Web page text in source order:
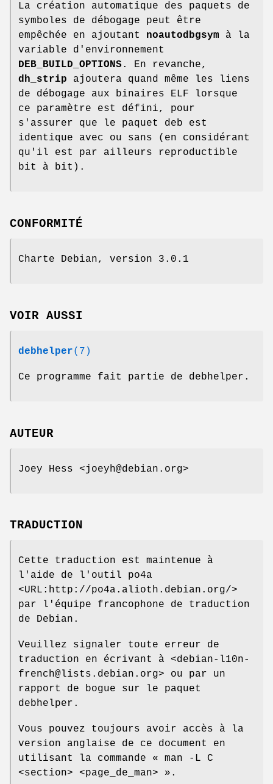
La création automatique des paquets de
symboles de débogage peut être
empêchée en ajoutant noautodbgsym à la
variable d'environnement
DEB_BUILD_OPTIONS . En revanche,
dh_strip ajoutera quand même les liens
de débogage aux binaires ELF lorsque
ce paramètre est défini, pour
s'assurer que le paquet deb est
identique avec ou sans (en considérant
qu'il est par ailleurs reproductible
bit à bit).
CONFORMITÉ
Charte Debian, version 3.0.1
VOIR AUSSI
debhelper(7)
Ce programme fait partie de debhelper.
AUTEUR
Joey Hess <joeyh@debian.org>
TRADUCTION
Cette traduction est maintenue à
l'aide de l'outil po4a
<URL:http://po4a.alioth.debian.org/>
par l'équipe francophone de traduction
de Debian.
Veuillez signaler toute erreur de
traduction en écrivant à <debian-l10n-
french@lists.debian.org> ou par un
rapport de bogue sur le paquet
debhelper.
Vous pouvez toujours avoir accès à la
version anglaise de ce document en
utilisant la commande « man -L C
<section> <page_de_man> ».